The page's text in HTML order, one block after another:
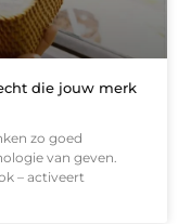
die jouw merk
zo goed
van geven.
– activeert